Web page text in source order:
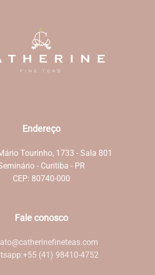
Endereço
Tourinho, 1733 - Sala 801
- Curitiba - PR
CEP: 80740-000
Fale conosco
+55 (41) 98410-4752